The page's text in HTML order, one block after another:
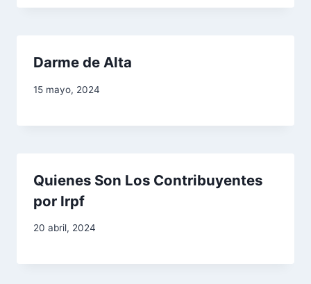
d
Darme de Alta
15 mayo, 2024
Quienes Son Los Contribuyentes
por Irpf
20 abril, 2024